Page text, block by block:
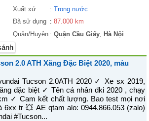
Xuất xứ : Trong nước
Đã sử dụng : 87.000 km
Quận/Huyện : Quận Cầu Giấy, Hà Nội
2.0 ATH Xăng Đặc Biệt 2020, màu
Tucson 2.0ATH 2020 ✓ Xe sx 2019,
đặc biệt ✓ Tên cá nhân đki 2020 , chạy
✓ Cam kết chất lượng. Bao test mọi nơi
6xx tr 💥 AE qtam alo: 0944.866.053 (zalo)
#Tucson...